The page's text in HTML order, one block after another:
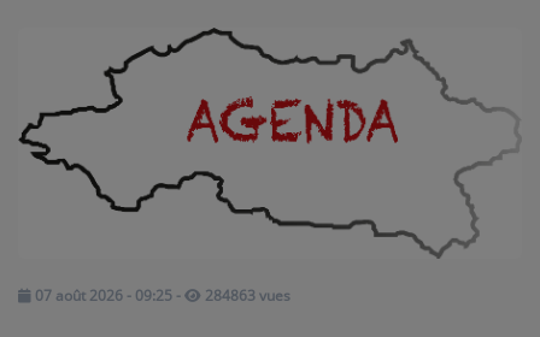
AGENDA CULTUREL - ALLIER
INFOS POP ROCK
La Radio
EMISSIONS
07 août 2026 - 09:25 - 284863 vues